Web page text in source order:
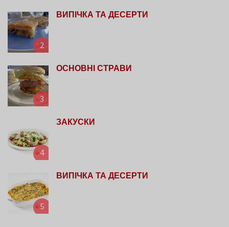
2
ВИПІЧКА ТА ДЕСЕРТИ
3
ОСНОВНІ СТРАВИ
4
ЗАКУСКИ
5
ВИПІЧКА ТА ДЕСЕРТИ